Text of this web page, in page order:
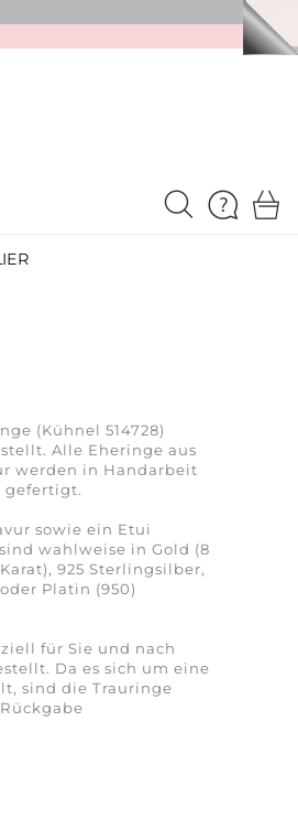
(Kühnel 514728)
Alle Eheringe aus
werden in Handarbeit
gefertigt.
sowie ein Etui
wahlweise in Gold (8
925 Sterlingsilber,
Platin (950)
für Sie und nach
Da es sich um eine
sind die Trauringe